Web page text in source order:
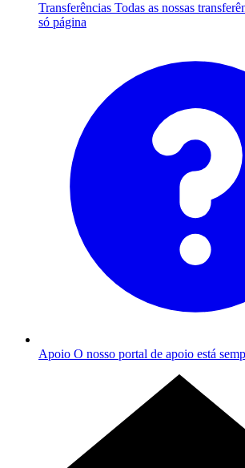
Transferências Todas as nossas
só página
Apoio O nosso portal de apoio está